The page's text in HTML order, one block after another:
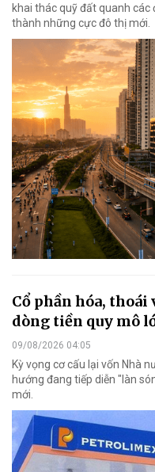
khai thác quỹ đất quanh
thành những cực đô thị mới.
Cổ phần hóa, thoái
dòng tiền quy mô
09/08/2026 04:05
Kỳ vọng cơ cấu lại vốn Nhà
hướng đang tiếp diễn "làn
mới.